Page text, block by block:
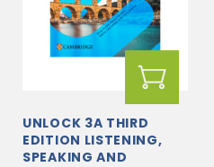
UNLOCK 3A THIRD
EDITION LISTENING,
SPEAKING AND